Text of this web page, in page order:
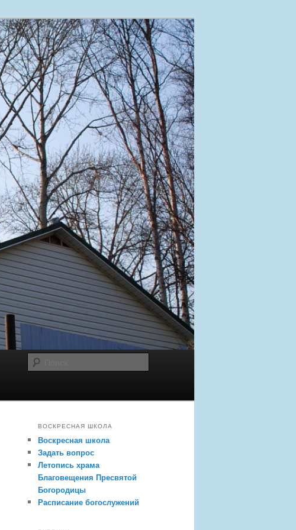
ВОСКРЕСНАЯ ШКОЛА
Воскресная школа
Задать вопрос
Летопись храма
Благовещения Пресвятой
Богородицы
Расписание богослужений